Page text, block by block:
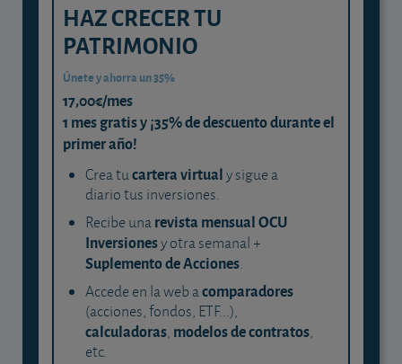
HAZ CRECER TU
PATRIMONIO
Únete y ahorra un 35%
17,00€/mes
1 mes gratis y ¡35% de descuento durante el
primer año!
Crea tucartera virtualy sigue a
diario tus inversiones.
Recibe unarevista mensual OCU
Inversionesy otra semanal +
Suplemento de Acciones.
Accede en la web acomparadores
(acciones, fondos, ETF...),
calculadoras, modelos de contratos,
etc.